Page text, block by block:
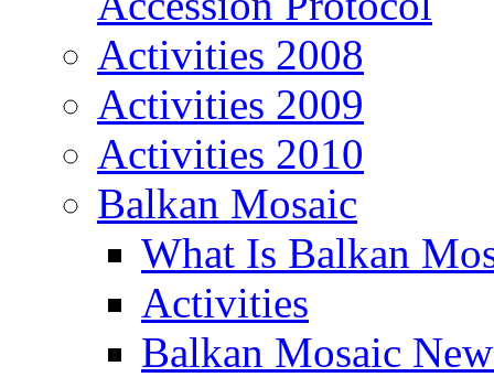
Activities 2008
Activities 2009
Activities 2010
Balkan Mosaic
What Is Balkan
Activities
Balkan Mosaic